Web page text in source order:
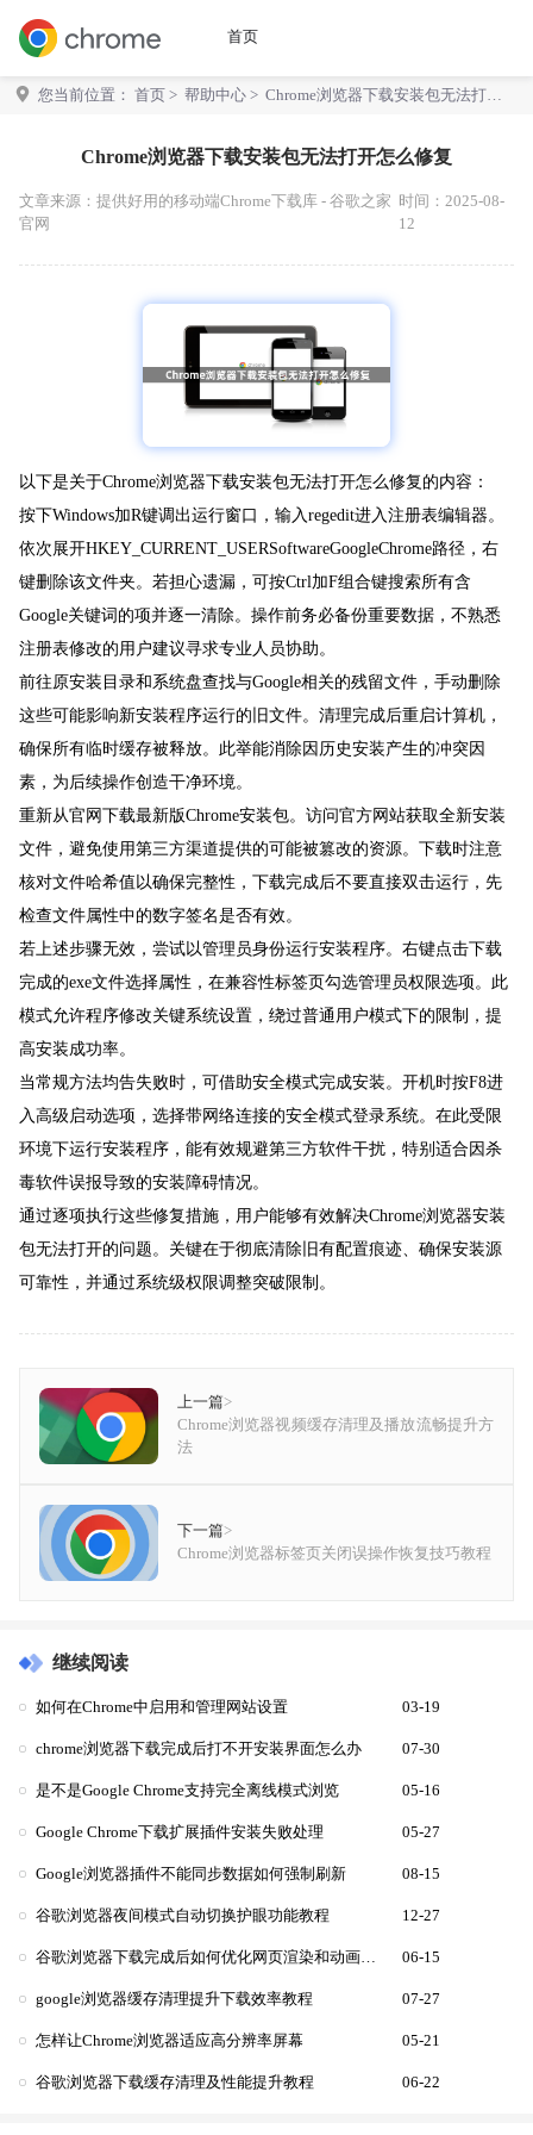
首页
您当前位置： 首页 > 帮助中心 > Chrome浏览器下载安装包无法打开
Chrome浏览器下载安装包无法打开怎么修复
文章来源： 提供好用的移动端Chrome下载库 - 谷歌之家
官网
时间：2025-08-
12
以下是关于Chrome浏览器下载安装包无法打开怎么修复的内容：
按下Windows加R键调出运行窗口，输入regedit进入注册表编辑器。
依次展开HKEY_CURRENT_USERSoftwareGoogleChrome路径，右
键删除该文件夹。若担心遗漏，可按Ctrl加F组合键搜索所有含
Google关键词的项并逐一清除。操作前务必备份重要数据，不熟悉
注册表修改的用户建议寻求专业人员协助。
前往原安装目录和系统盘查找与Google相关的残留文件，手动删除
这些可能影响新安装程序运行的旧文件。清理完成后重启计算机，
确保所有临时缓存被释放。此举能消除因历史安装产生的冲突因
素，为后续操作创造干净环境。
重新从官网下载最新版Chrome安装包。访问官方网站获取全新安装
文件，避免使用第三方渠道提供的可能被篡改的资源。下载时注意
核对文件哈希值以确保完整性，下载完成后不要直接双击运行，先
检查文件属性中的数字签名是否有效。
若上述步骤无效，尝试以管理员身份运行安装程序。右键点击下载
完成的exe文件选择属性，在兼容性标签页勾选管理员权限选项。此
模式允许程序修改关键系统设置，绕过普通用户模式下的限制，提
高安装成功率。
当常规方法均告失败时，可借助安全模式完成安装。开机时按F8进
入高级启动选项，选择带网络连接的安全模式登录系统。在此受限
环境下运行安装程序，能有效规避第三方软件干扰，特别适合因杀
毒软件误报导致的安装障碍情况。
通过逐项执行这些修复措施，用户能够有效解决Chrome浏览器安装
包无法打开的问题。关键在于彻底清除旧有配置痕迹、确保安装源
可靠性，并通过系统级权限调整突破限制。
上一篇>
Chrome浏览器视频缓存清理及播放流畅提升方
法
下一篇>
Chrome浏览器标签页关闭误操作恢复技巧教程
继续阅读
如何在Chrome中启用和管理网站设置 03-19
chrome浏览器下载完成后打不开安装界面怎么办 07-30
是不是Google Chrome支持完全离线模式浏览 05-16
Google Chrome下载扩展插件安装失败处理 05-27
Google浏览器插件不能同步数据如何强制刷新 08-15
谷歌浏览器夜间模式自动切换护眼功能教程 12-27
谷歌浏览器下载完成后如何优化网页渲染和动画效果 06-15
google浏览器缓存清理提升下载效率教程 07-27
怎样让Chrome浏览器适应高分辨率屏幕 05-21
谷歌浏览器下载缓存清理及性能提升教程 06-22